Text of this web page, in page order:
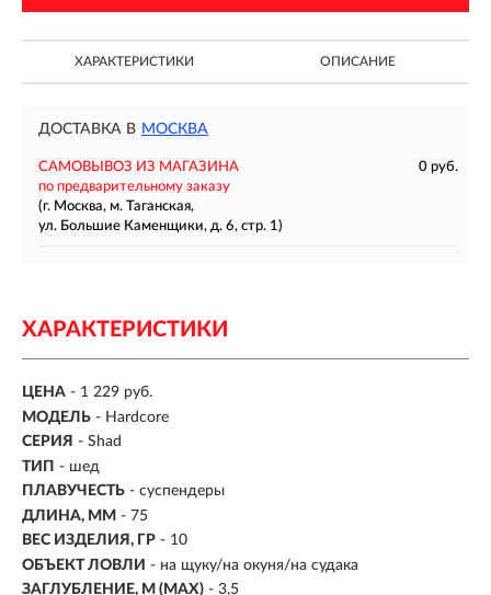
ХАРАКТЕРИСТИКИ ОПИСАНИЕ
ДОСТАВКА В МОСКВА
САМОВЫВОЗ ИЗ МАГАЗИНА
0 руб.
по предварительному заказу
(г. Москва, м. Таганская,
ул. Большие Каменщики, д. 6, стр. 1)
ХАРАКТЕРИСТИКИ
ЦЕНА - 1 229 руб.
МОДЕЛЬ - Hardcore
СЕРИЯ - Shad
ТИП - шед
ПЛАВУЧЕСТЬ - суспендеры
ДЛИНА, ММ - 75
ВЕС ИЗДЕЛИЯ, ГР - 10
ОБЪЕКТ ЛОВЛИ - на щуку/на окуня/на судака
ЗАГЛУБЛЕНИЕ, М (MAX) - 3,5